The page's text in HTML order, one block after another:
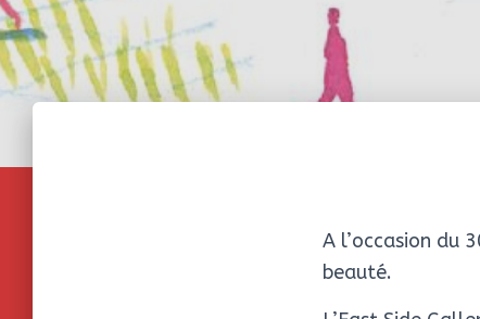
A l’occasion du
beauté.